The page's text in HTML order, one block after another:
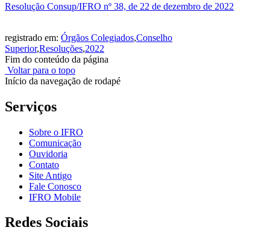
Resolução Consup/IFRO nº 38, de 22 de dezembro de 2022
registrado em: Órgãos Colegiados,Conselho
Superior,Resoluções,2022
Fim do conteúdo da página
Voltar para o topo
Início da navegação de rodapé
Serviços
Sobre o IFRO
Comunicação
Ouvidoria
Contato
Site Antigo
Fale Conosco
IFRO Mobile
Redes Sociais